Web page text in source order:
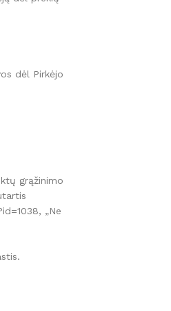
dėl Pirkėjo
grąžinimo
„Ne